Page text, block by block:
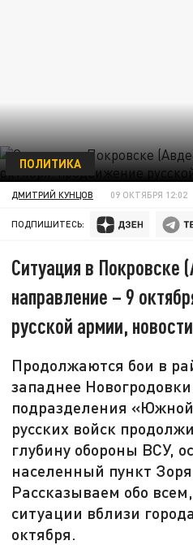
ПОЛИТИКА
ДМИТРИЙ КУНЦОВ 09 ОКТЯБРЯ 12:02
ПОДПИШИТЕСЬ:
Ситуация в Покровске
направление – 9
русской армии,
Продолжаются бои в
западнее
подразделения
русских войск
глубину обороны ВСУ,
населенный пункт
Рассказываем обо
ситуации вблизи
октября.